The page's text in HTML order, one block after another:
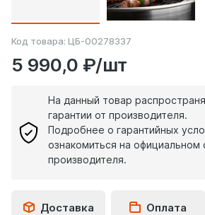
Код товара: ЦБ-00278337
5 990,0 ₽/шт
На данный товар
гарантии от производителя.
Подробнее о гарантийных
ознакомиться на официальном
производителя.
Доставка Оплата